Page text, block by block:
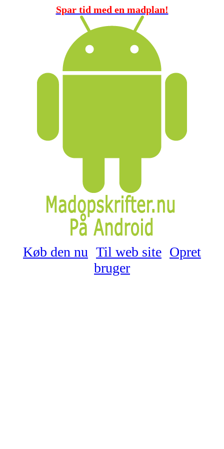
Spar tid med en madplan!
Køb den nu Til web site Opret
bruger